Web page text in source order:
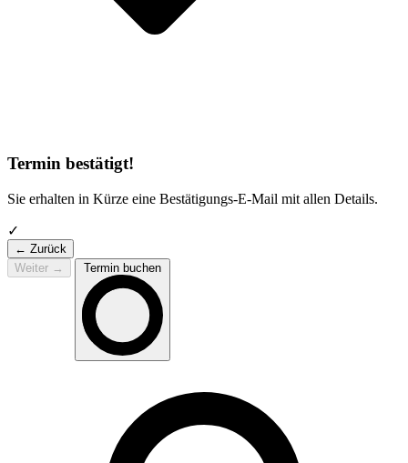
Termin bestätigt!
Sie erhalten in Kürze eine Bestätigungs-E-Mail mit allen Details.
✓
← Zurück
Weiter → Termin buchen